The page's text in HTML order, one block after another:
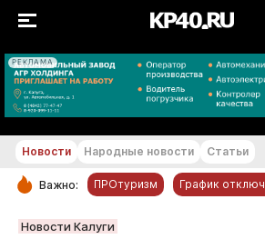
РЕКЛАМА
+25...+26
РУБРИКИ
Новости Народные новости Статьи
Важно: ПРОтуризм График
Новости Калуги